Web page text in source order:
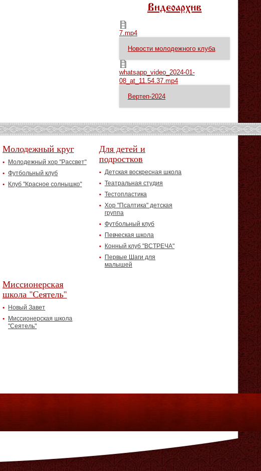
Видеоархив
7.mp4
7.mp4
Новости молодежного клуба
whatsapp_video_2024-01-08_at_11.54.37.mp4
whatsapp_video_2024-01-
08_at_11.54.37.mp4
Вертеп-2024
Молодежный круг
Молодежный хор "Рассвет"
Футбольный клуб
Клуб "Красное солнышко"
Для детей и
подростков
Детская воскресная школа
Театральная студия
Тестопластика
Хор "Псалтика" детская
группа
Футбольный клуб
Певческая школа
Конный клуб "ВСТРЕЧА"
Первые Шаги для
малышей
Миссионерская
школа "Сеятель"
Новый Завет
Миссионерская школа
"Сеятель"